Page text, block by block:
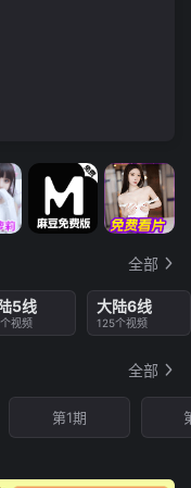
全部
5线
视频
大陆6线
125个视频
全部
第1期